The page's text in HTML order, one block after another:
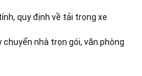
quy định về tải trọng xe
nhà trọn gói, văn phòng